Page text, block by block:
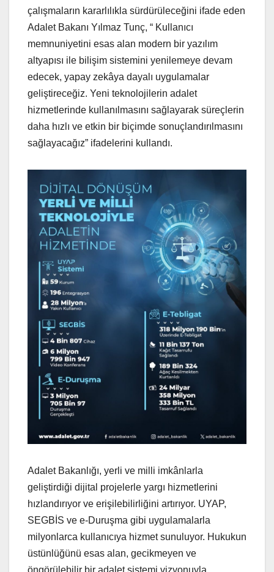
çalışmaların kararlılıkla sürdürüleceğini ifade eden
Adalet Bakanı Yılmaz Tunç, “ Kullanıcı
memnuniyetini esas alan modern bir yazılım
altyapısı ile bilişim sistemini yenilemeye devam
edecek, yapay zekâya dayalı uygulamalar
geliştireceğiz. Yeni teknolojilerin adalet
hizmetlerinde kullanılmasını sağlayarak süreçlerin
daha hızlı ve etkin bir biçimde sonuçlandırılmasını
sağlayacağız” ifadelerini kullandı.
Adalet Bakanlığı, yerli ve milli imkânlarla
geliştirdiği dijital projelerle yargı hizmetlerini
hızlandırıyor ve erişilebilirliğini artırıyor. UYAP,
SEGBİS ve e-Duruşma gibi uygulamalarla
milyonlarca kullanıcıya hizmet sunuluyor. Hukukun
üstünlüğünü esas alan, gecikmeyen ve
öngörülebilir bir adalet sistemi vizyonuyla